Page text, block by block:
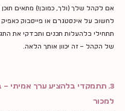
אם לקהל שלך (ולך, כמובן!) מתאים תוכן
לחשוב על אינסטגרם או פייסבוק כאפיק
תתחילי בלהעלות תכנים ותבדקי את
של הקהל – זה יכוון אותך הלאה.
3. תתמקדי בלהציע ערך אמיתי –
למכור